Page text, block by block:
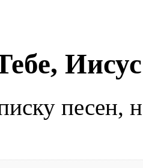
Иисус
песен,